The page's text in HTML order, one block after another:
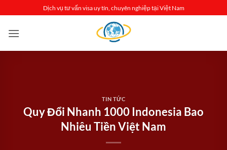
qua
nội
Dịch vụ tư vấn visa uy tín, chuyên nghiệp tại Việt Nam
TIN TỨC
Quy Đổi Nhanh 1000 Indonesia Bao
Nhiêu Tiền Việt Nam